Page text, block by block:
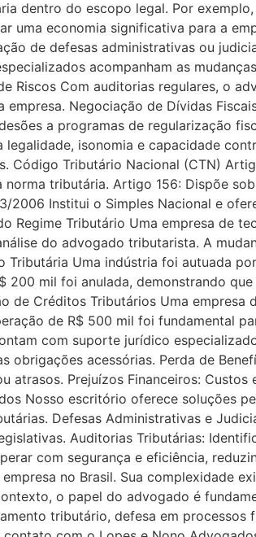
dentro do escopo legal. Por
uma economia significativa para a
de defesas administrativas ou
acompanham as
Riscos Com auditorias regulares, o
Negociação de Dívidas
a programas de regularização
isonomia e capacidade
Código Tributário Nacional (CTN)
tributária. Artigo 156: Dispõe
2006 Institui o Simples Nacional e
Regime Tributário Uma empresa de
do advogado tributarista. A
Uma indústria foi autuada
mil foi anulada, demonstrando
de Créditos Tributários Uma
de R$ 500 mil foi fundamental
com suporte jurídico
obrigações acessórias. Perda de
atrasos. Prejuízos Financeiros:
Nosso escritório oferece soluções
Defesas Administrativas e
Auditorias Tributárias:
com segurança e eficiência,
no Brasil. Sua complexidade
o papel do advogado é
tributário, defesa em processos